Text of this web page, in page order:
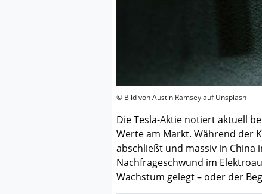
© Bild von Austin Ramsey auf Unsplash
Die Tesla-Aktie notiert aktuell
Werte am Markt. Während der
abschließt und massiv in China
Nachfrageschwund im
Wachstum gelegt – oder der